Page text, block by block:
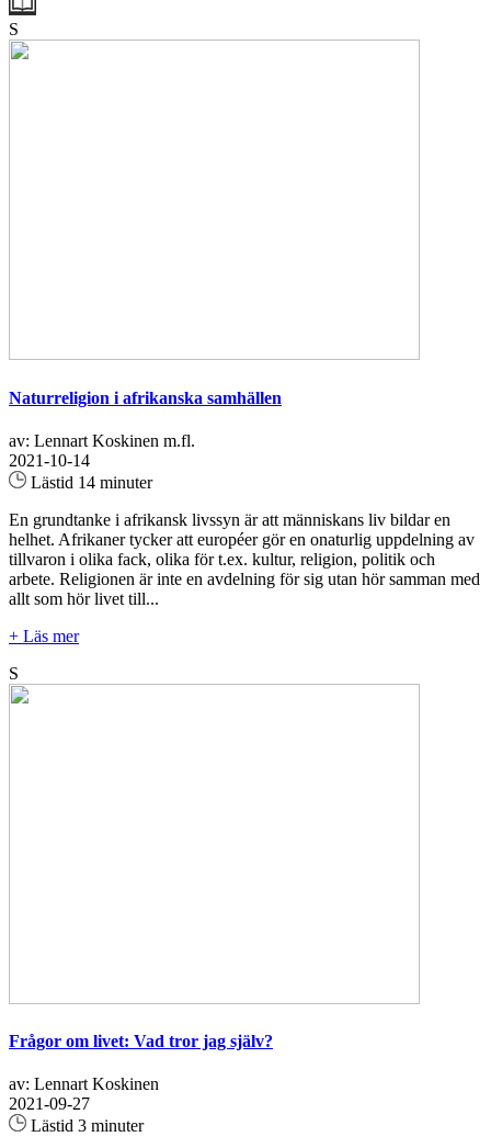
S
Naturreligion i afrikanska samhällen
av: Lennart Koskinen m.fl.
2021-10-14
Lästid 14 minuter
En grundtanke i afrikansk livssyn är att människans liv bildar en
helhet. Afrikaner tycker att européer gör en onaturlig uppdelning av
tillvaron i olika fack, olika för t.ex. kultur, religion, politik och
arbete. Religionen är inte en avdelning för sig utan hör samman med
allt som hör livet till...
+ Läs mer
S
Frågor om livet: Vad tror jag själv?
av: Lennart Koskinen
2021-09-27
Lästid 3 minuter